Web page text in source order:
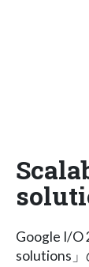
Google I/O
solutions